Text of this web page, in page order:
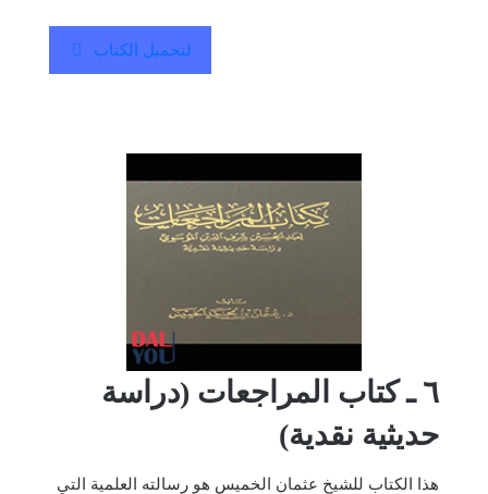
لتحميل الكتاب
٦ ـ كتاب المراجعات (دراسة
حديثية نقدية)
هذا الكتاب للشيخ عثمان الخميس هو رسالته العلمية التي